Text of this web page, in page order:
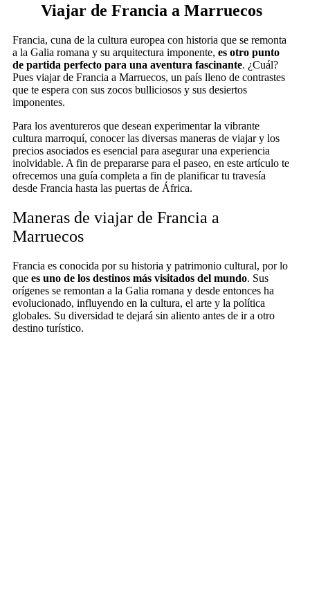
Viajar de Francia a Marruecos
Francia, cuna de la cultura europea con historia que se remonta
a la Galia romana y su arquitectura imponente, es otro punto
de partida perfecto para una aventura fascinante. ¿Cuál?
Pues viajar de Francia a Marruecos, un país lleno de contrastes
que te espera con sus zocos bulliciosos y sus desiertos
imponentes.
Para los aventureros que desean experimentar la vibrante
cultura marroquí, conocer las diversas maneras de viajar y los
precios asociados es esencial para asegurar una experiencia
inolvidable. A fin de prepararse para el paseo, en este artículo te
ofrecemos una guía completa a fin de planificar tu travesía
desde Francia hasta las puertas de África.
Maneras de viajar de Francia a
Marruecos
Francia es conocida por su historia y patrimonio cultural, por lo
que es uno de los destinos más visitados del mundo. Sus
orígenes se remontan a la Galia romana y desde entonces ha
evolucionado, influyendo en la cultura, el arte y la política
globales. Su diversidad te dejará sin aliento antes de ir a otro
destino turístico.